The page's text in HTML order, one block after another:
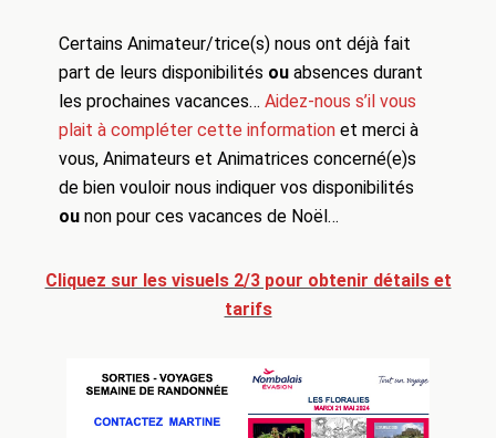
Certains Animateur/trice(s) nous ont déjà fait
part de leurs disponibilités ou absences durant
les prochaines vacances… Aidez-nous s’il vous
plait à compléter cette information et merci à
vous, Animateurs et Animatrices concerné(e)s
de bien vouloir nous indiquer vos disponibilités
ounon pour ces vacances de Noël…
Cliquez sur les visuels 2/3 pour obtenir détails et
tarifs